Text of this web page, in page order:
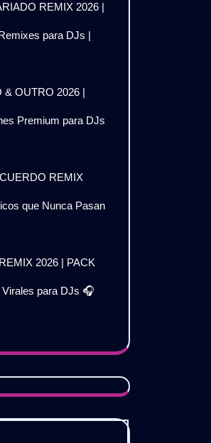
REMIX 2026 |
para DJs |
& OUTRO 2026 |
Premium para DJs
REMIX
que Nunca Pasan
2026 | PACK
para DJs 🎧